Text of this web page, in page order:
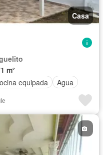
Casa
m²
equipada Agua